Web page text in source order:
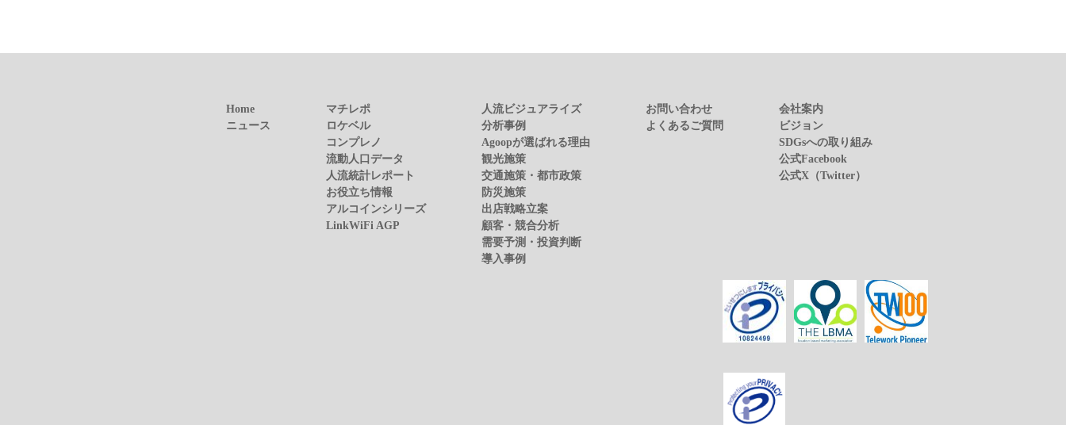
Home
ニュース
マチレポ
ロケベル
コンプレノ
流動人口データ
人流統計レポート
お役立ち情報
アルコインシリーズ
LinkWiFi AGP
人流ビジュアライズ
分析事例
Agoopが選ばれる理由
観光施策
交通施策・都市政策
防災施策
出店戦略立案
顧客・競合分析
需要予測・投資判断
導入事例
お問い合わせ
よくあるご質問
会社案内
ビジョン
SDGsへの取り組み
公式Facebook
公式X（Twitter）